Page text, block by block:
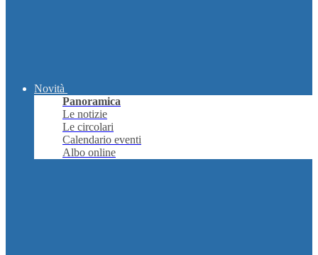
Novità
Panoramica
Le notizie
Le circolari
Calendario eventi
Albo online